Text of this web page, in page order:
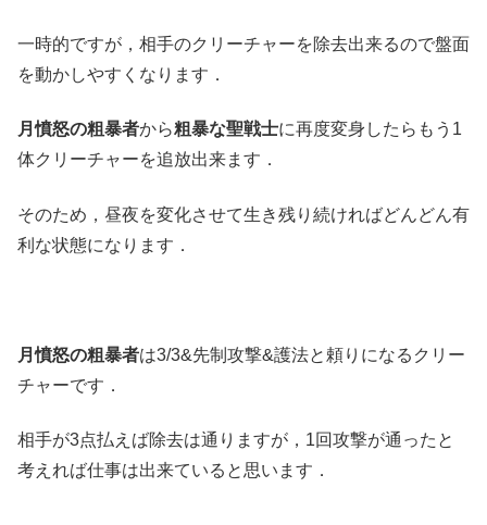
一時的ですが，相手のクリーチャーを除去出来るので盤面
を動かしやすくなります．
月憤怒の粗暴者から粗暴な聖戦士に再度変身したらもう1
体クリーチャーを追放出来ます．
そのため，昼夜を変化させて生き残り続ければどんどん有
利な状態になります．
月憤怒の粗暴者は3/3&先制攻撃&護法と頼りになるクリー
チャーです．
相手が3点払えば除去は通りますが，1回攻撃が通ったと
考えれば仕事は出来ていると思います．